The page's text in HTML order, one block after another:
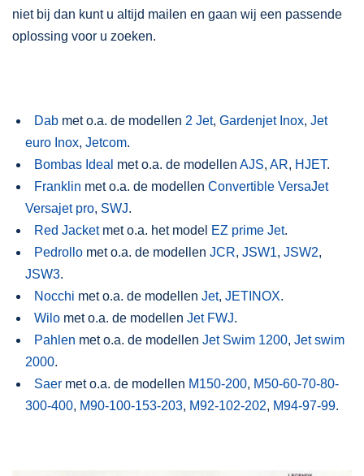
niet bij dan kunt u altijd mailen en gaan wij een passende
oplossing voor u zoeken.
Dab met o.a. de modellen 2 Jet, Gardenjet Inox, Jet
euro Inox, Jetcom.
Bombas Ideal met o.a. de modellen AJS, AR, HJET.
Franklin met o.a. de modellen Convertible VersaJet
Versajet pro, SWJ.
Red Jacketmet o.a. het model EZ prime Jet.
Pedrollo met o.a. de modellen JCR, JSW1, JSW2,
JSW3.
Nocchi met o.a. de modellen Jet, JETINOX.
Wilo met o.a. de modellen Jet FWJ.
Pahlen met o.a. de modellen Jet Swim 1200, Jet swim
2000.
Saer met o.a. de modellen M150-200, M50-60-70-80-
300-400, M90-100-153-203, M92-102-202, M94-97-99.